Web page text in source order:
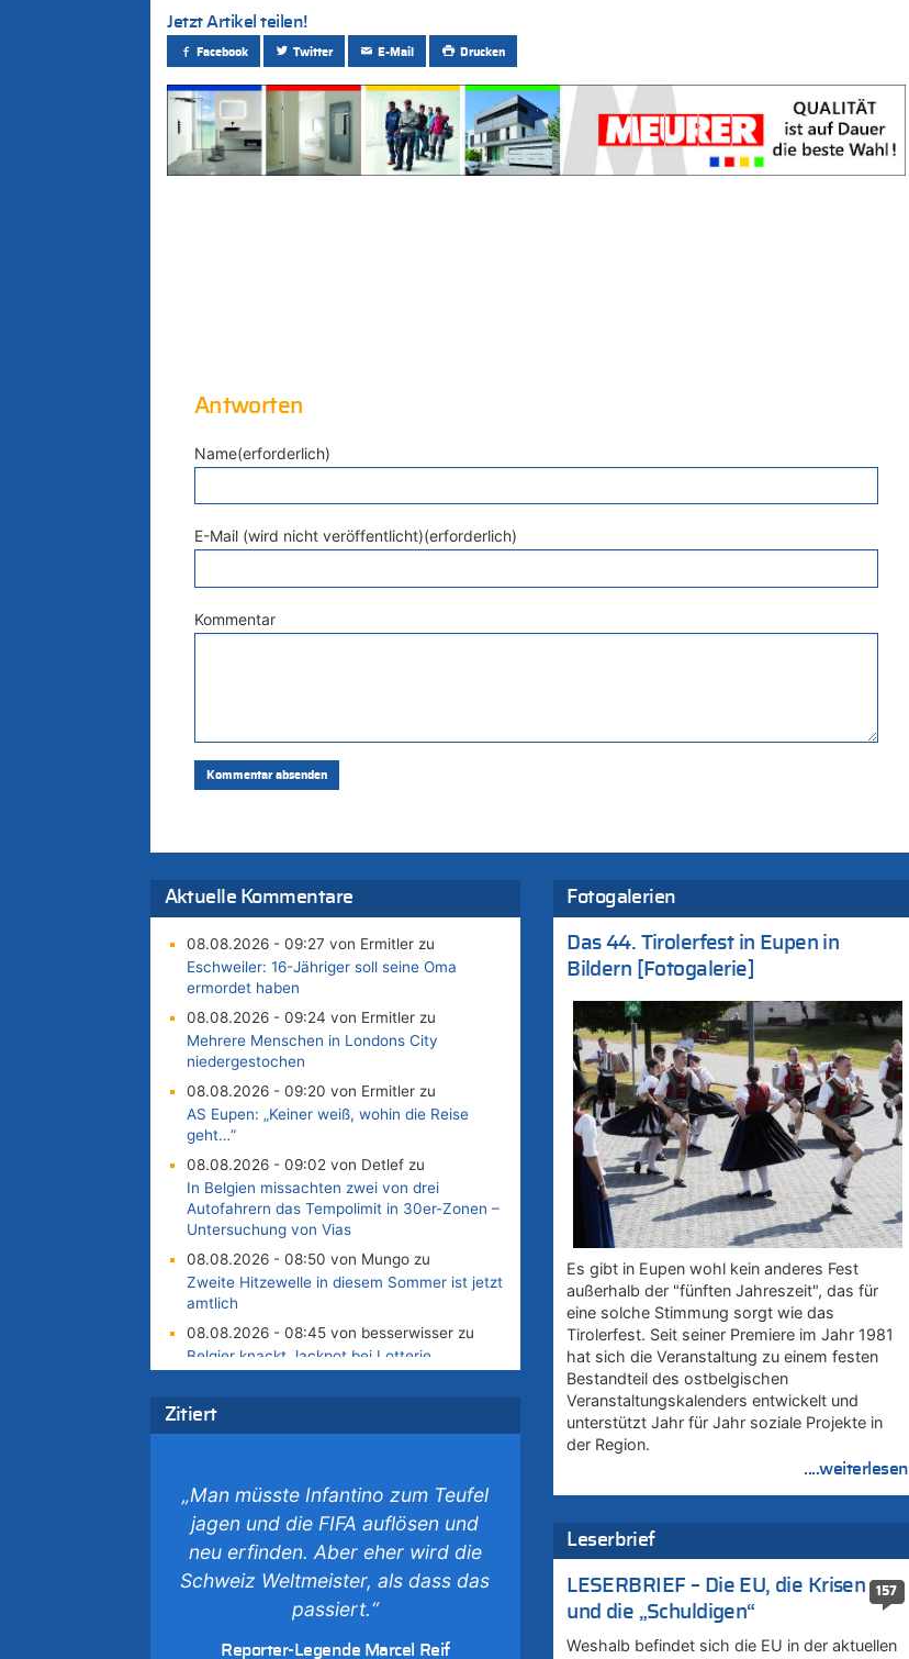
Jetzt Artikel teilen!
Facebook Twitter E-Mail Drucken
Antworten
Name(erforderlich)
E-Mail (wird nicht veröffentlicht)(erforderlich)
Kommentar
Aktuelle Kommentare
08.08.2026 - 09:27 von Ermitler zu
Eschweiler: 16-Jähriger soll seine Oma
ermordet haben
08.08.2026 - 09:24 von Ermitler zu
Mehrere Menschen in Londons City
niedergestochen
08.08.2026 - 09:20 von Ermitler zu
AS Eupen: „Keiner weiß, wohin die Reise
geht…“
08.08.2026 - 09:02 von Detlef zu
In Belgien missachten zwei von drei
Autofahrern das Tempolimit in 30er-Zonen –
Untersuchung von Vias
08.08.2026 - 08:50 von Mungo zu
Zweite Hitzewelle in diesem Sommer ist jetzt
amtlich
08.08.2026 - 08:45 von besserwisser zu
Belgier knackt Jackpot bei Lotterie
Millionen €
08.08.2026 - 05:07 von Marcel Scholzen
Eimerscheid zu
In Belgien missachten zwei von drei
Autofahrern das Tempolimit in 30er-Zonen –
Untersuchung von Vias
08.08.2026 - 02:19 von Peter S. zu
In Belgien missachten zwei von drei
Zitiert
„Man müsste Infantino zum Teufel
jagen und die FIFA auflösen und
neu erfinden. Aber eher wird die
Schweiz Weltmeister, als dass das
passiert.“
Reporter-Legende Marcel Reif
Fotogalerien
Das 44. Tirolerfest in Eupen in
Bildern [Fotogalerie]
Es gibt in Eupen wohl kein anderes Fest
außerhalb der "fünften Jahreszeit", das für
eine solche Stimmung sorgt wie das
Tirolerfest. Seit seiner Premiere im Jahr 1981
hat sich die Veranstaltung zu einem festen
Bestandteil des ostbelgischen
Veranstaltungskalenders entwickelt und
unterstützt Jahr für Jahr soziale Projekte in
der Region.
....weiterlesen
Leserbrief
157
LESERBRIEF – Die EU, die Krisen
und die „Schuldigen“
Weshalb befindet sich die EU in der aktuellen